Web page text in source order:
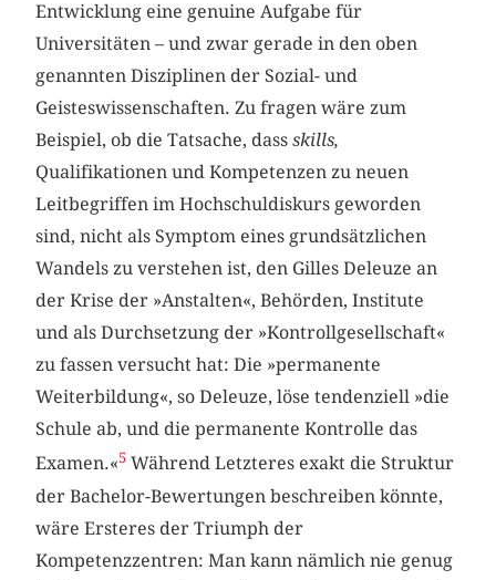
Entwicklung eine genuine Aufgabe für
Universitäten – und zwar gerade in den oben
genannten Disziplinen der Sozial- und
Geisteswissenschaften. Zu fragen wäre zum
Beispiel, ob die Tatsache, dassskills,
Qualifikationen und Kompetenzen zu neuen
Leitbegriffen im Hochschuldiskurs geworden
sind, nicht als Symptom eines grundsätzlichen
Wandels zu verstehen ist, den Gilles Deleuze an
der Krise der »Anstalten«, Behörden, Institute
und als Durchsetzung der »Kontrollgesellschaft«
zu fassen versucht hat: Die »permanente
Weiterbildung«, so Deleuze, löse tendenziell »die
Schule ab, und die permanente Kontrolle das
Examen.«5 Während Letzteres exakt die Struktur
der Bachelor-Bewertungen beschreiben könnte,
wäre Ersteres der Triumph der
Kompetenzzentren: Man kann nämlich nie genug